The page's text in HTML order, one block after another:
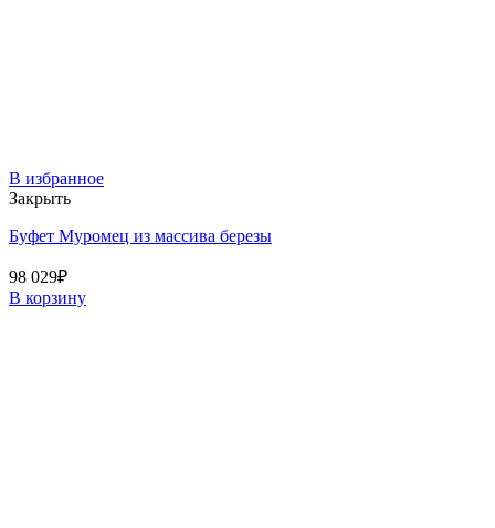
В избранное
Закрыть
Буфет Муромец из массива березы
98 029₽
В корзину